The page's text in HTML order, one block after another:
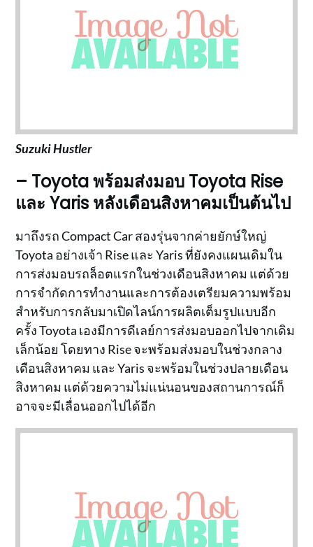
Suzuki Hustler
– Toyota พร้อมส่งมอบ Toyota Rise
และ Yaris หลังเดือนสิงหาคมเป็นต้นไป
มาถึงรถ Compact Car สองรุ่นจากค่ายยักษ์ใหญ่
Toyota อย่างเจ้า Rise และ Yaris ที่ยังคงแผนเดิมใน
การส่งมอบรถล็อตแรกในช่วงเดือนสิงหาคม แต่ด้วย
การจำกัดการทำงานและการต้องเตรียมความพร้อม
สำหรับการกลับมาเปิดไลน์การผลิตเต็มรูปแบบอีก
ครั้ง Toyota เองมีการดีเลย์การส่งมอบออกไปจากเดิม
เล็กน้อย โดยทาง Rise จะพร้อมส่งมอบในช่วงกลาง
เดือนสิงหาคม และ Yaris จะพร้อมในช่วงปลายเดือน
สิงหาคม แต่ด้วยความไม่แน่นอนของสถานการณ์ก็
อาจจะมีเลื่อนออกไปได้อีก